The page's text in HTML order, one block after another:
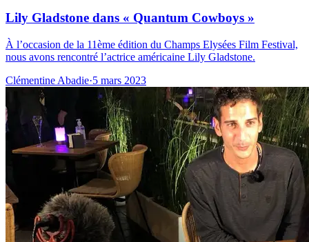
Lily Gladstone dans « Quantum Cowboys »
À l’occasion de la 11ème édition du Champs Elysées Film Festival,
nous avons rencontré l’actrice américaine Lily Gladstone.
Clémentine Abadie·5 mars 2023